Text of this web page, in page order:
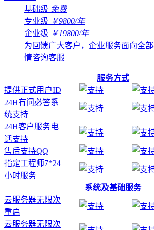
基础级 免费
专业级 ￥9800/年
企业级 ￥19800/年
为回馈广大客户，企业服务面向全
情咨询客服
服务方式
提供正式用户ID
24H有问必答系
统支持
24H客户服务电
话支持
售后支持QQ
指定工程师7*24
小时服务
系统及基础服务
云服务器无限次
重启
云服务器无限次